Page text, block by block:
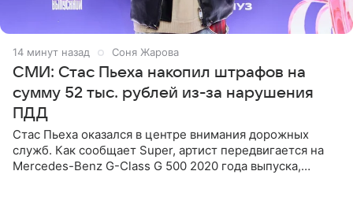
14 минут назад Соня Жарова
СМИ: Стас Пьеха накопил штрафов на
сумму 52 тыс. рублей из-за нарушения
ПДД
Стас Пьеха оказался в центре внимания дорожных
служб. Как сообщает Super, артист передвигается на
Mercedes-Benz G-Class G 500 2020 года выпуска,